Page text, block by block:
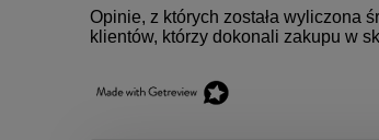
Opinie, z których została wyliczona
klientów, którzy dokonali zakupu w